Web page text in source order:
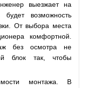
выезжает на
возможность
От выбора места
комфортной.
без осмотра не
блок так, чтобы
монтажа. В